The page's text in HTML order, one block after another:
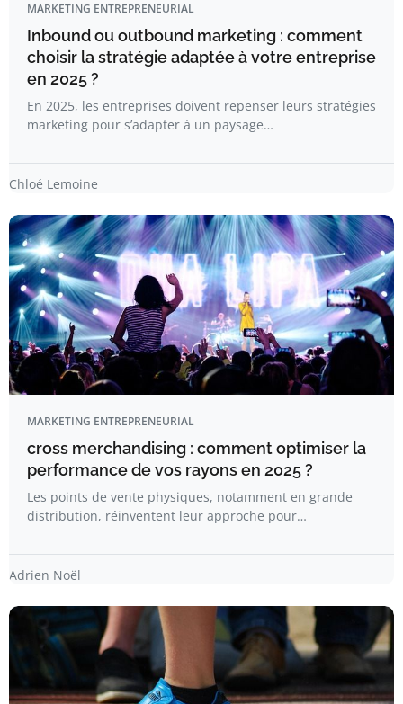
MARKETING ENTREPRENEURIAL
Inbound ou outbound marketing : comment
choisir la stratégie adaptée à votre entreprise
en 2025 ?
En 2025, les entreprises doivent repenser leurs stratégies
marketing pour s’adapter à un paysage…
Chloé Lemoine
MARKETING ENTREPRENEURIAL
cross merchandising : comment optimiser la
performance de vos rayons en 2025 ?
Les points de vente physiques, notamment en grande
distribution, réinventent leur approche pour…
Adrien Noël